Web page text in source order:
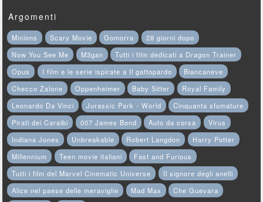
Argomenti
Minions Scary Movie Gomorra
28 giorni dopo
Now You See Me
M3gan
Tutti i film dedicati a Dragon Trainer
Opus
I film e le serie ispirate a Il gattopardo
Biancaneve
Checco Zalone
Oppenheimer Baby Sitter
Royal Family
Leonardo Da Vinci
Jurassic Park - World
Cinquanta sfumature
Pirati dei Caraibi
007 James Bond Auto da corsa
Virus
Indiana Jones
Unbreakable Robert Langdon
Harry Potter
Millennium
Teen movie italiani
Fast and Furious
Tutti i film del Marvel Cinematic Universe
Il signore degli anelli
Alice nel paese delle meraviglie
Mad Max
Che Guevara